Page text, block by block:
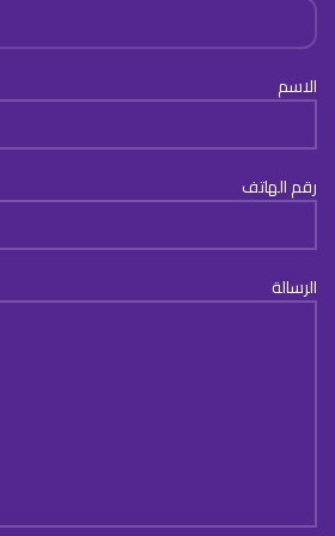
الاسم
رقم الهاتف
الرسالة